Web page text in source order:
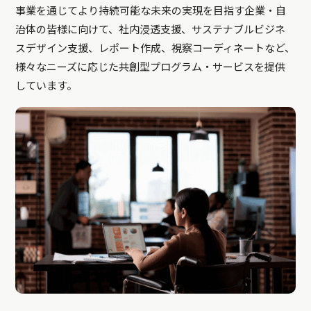
事業を通じてより持続可能な未来の実現を目指す企業・自
治体の皆様に向けて、社内浸透支援、サステナブルビジネ
スデザイン支援、レポート作成、視察コーディネートなど、
様々なニーズに応じた共創型プログラム・サービスを提供
しています。